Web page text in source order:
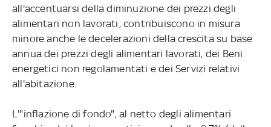
all'accentuarsi della diminuzione dei prezzi degli
alimentari non lavorati; contribuiscono in misura
minore anche le decelerazioni della crescita su base
annua dei prezzi degli alimentari lavorati, dei Beni
energetici non regolamentati e dei Servizi relativi
all'abitazione.
L'"inflazione di fondo", al netto degli alimentari